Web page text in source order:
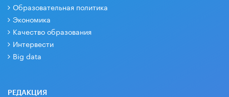
Образовательная политика
Экономика
Качество образования
Интервести
Big data
РЕДАКЦИЯ